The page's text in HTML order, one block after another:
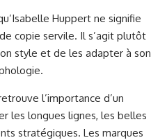
Huppert ne signifie
copie servile. Il s’agit plutôt
style et de les adapter à son
l’importance d’un
les longues lignes, les belles
stratégiques. Les marques